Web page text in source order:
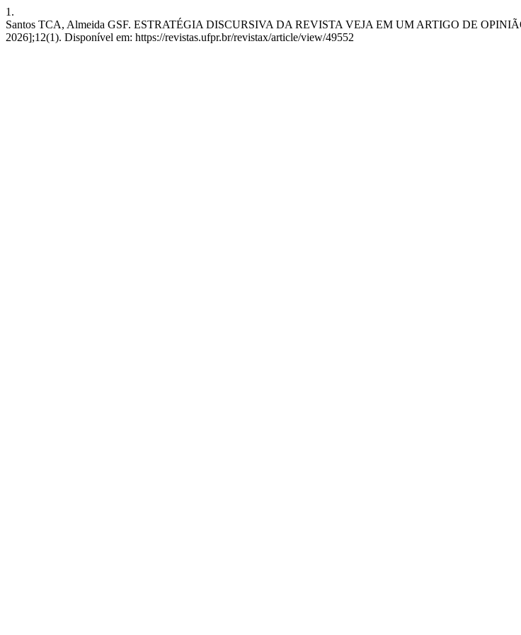
1.
Santos TCA, Almeida GSF. ESTRATÉGIA DISCURSIVA DA REVISTA VEJA EM UM ARTIGO DE
2026];12(1). Disponível em: https://revistas.ufpr.br/revistax/article/view/49552